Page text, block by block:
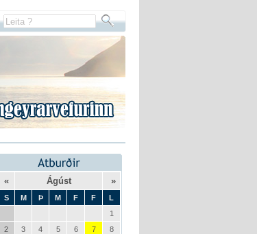
« Ágúst »
S M Þ M F F
L
1
2
3 4 5 6 7
8